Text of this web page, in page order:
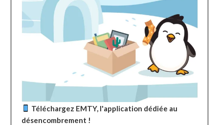
Téléchargez EMTY, l'application dédiée au
désencombrement !